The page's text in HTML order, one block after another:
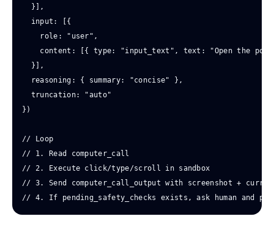
  }],
  input: [{
    role: "user",
content: [{ type: "input_text", text: "Open the
  }],
  reasoning: { summary: "concise" },
  truncation: "auto"
})
// Loop
// 1. Read computer_call
// 2. Execute click/type/scroll in sandbox
// 3. Send computer_call_output with screenshot +
// 4. If pending_safety_checks exists, ask human and pass